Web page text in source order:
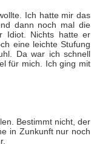
Ich hatte mir das
dann noch mal die
Idiot. Nichts hatte er
eine leichte Stufung
Da war ich schnell
für mich. Ich ging mit
Bestimmt nicht, der
in Zunkunft nur noch